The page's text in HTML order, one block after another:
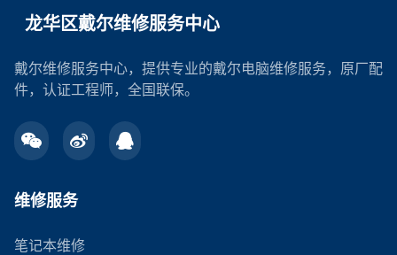
龙华区戴尔维修服务中心
戴尔维修服务中心，提供专业的戴尔电脑维修服务，原厂配
件，认证工程师，全国联保。
维修服务
笔记本维修